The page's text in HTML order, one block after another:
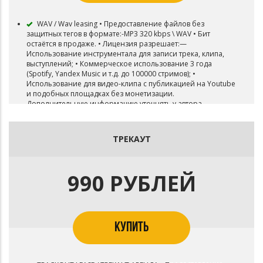
WAV / Wav leasing • Предоставление файлов без
защитных тегов в формате:-MP3 320 kbps \ WAV • Бит
остаётся в продаже. • Лицензия разрешает:—
Использование инструментала для записи трека, клипа,
выступлений; • Коммерческое использование 3 года
(Spotify, Yandex Music и т.д. до 100000 стримов); •
Использование для видео-клипа с публикацией на Youtube
и подобных площадках без монетизации.
Дополнительную информацию уточнять у автора.
ТРЕКАУТ
990 РУБЛЕЙ
КУПИТЬ